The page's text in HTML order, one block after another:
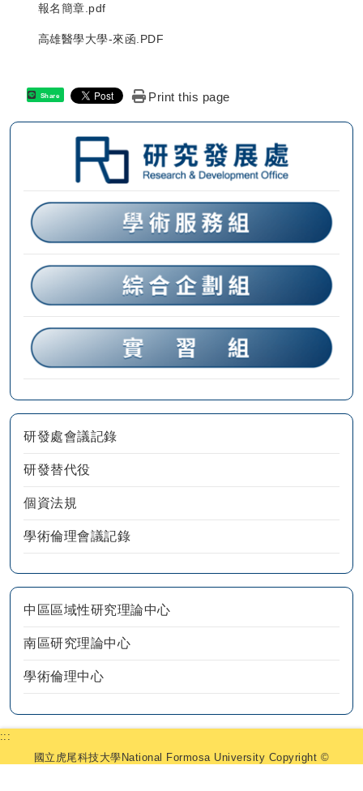
報名簡章.pdf
高雄醫學大學-來函.PDF
Share Print this page
研發處會議記錄
研發替代役
個資法規
學術倫理會議記錄
中區區域性研究理論中心
南區研究理論中心
學術倫理中心
:::
國立虎尾科技大學National Formosa University Copyright ©